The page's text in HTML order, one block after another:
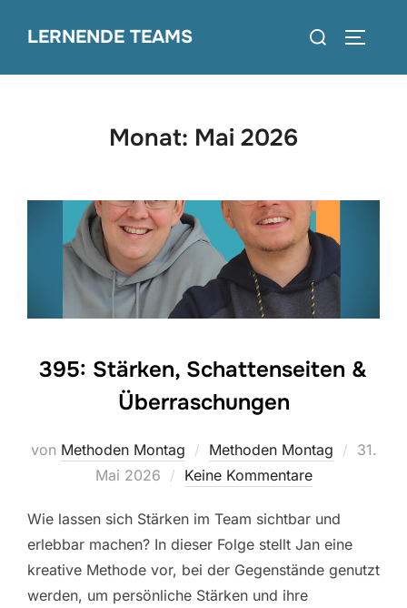
InhaltLERNENDE TEAMS
Suchen
Monat: Mai 2026
395: Stärken, Schattenseiten &
Überraschungen
von Methoden Montag Methoden Montag
31.
Mai 2026
Keine Kommentare
Wie lassen sich Stärken im Team sichtbar und
erlebbar machen? In dieser Folge stellt Jan eine
kreative Methode vor, bei der Gegenstände genutzt
werden, um persönliche Stärken und ihre